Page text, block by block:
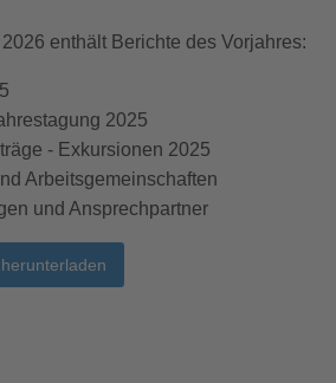
enthält Berichte des Vorjahres:
2025
- Exkursionen 2025
Arbeitsgemeinschaften
und Ansprechpartner